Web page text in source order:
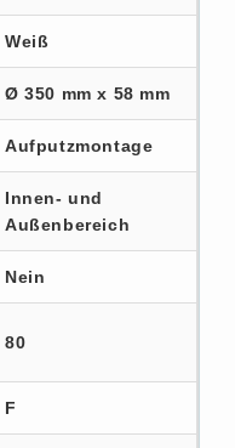
Weiß
Ø 350 mm x 58 mm
Aufputzmontage
Innen- und
Außenbereich
Nein
80
F